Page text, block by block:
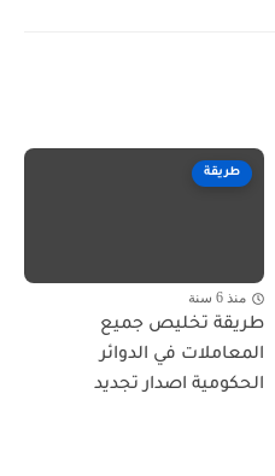
طريقة
منذ 6 سنة
طريقة تخليص جميع
المعاملات في الدوائر
الحكومية اصدار تجديد